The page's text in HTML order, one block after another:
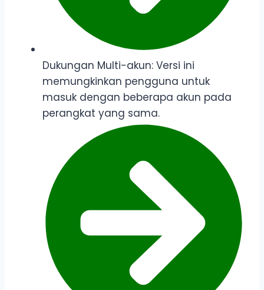
Dukungan Multi-akun: Versi ini
memungkinkan pengguna untuk
masuk dengan beberapa akun pada
perangkat yang sama.